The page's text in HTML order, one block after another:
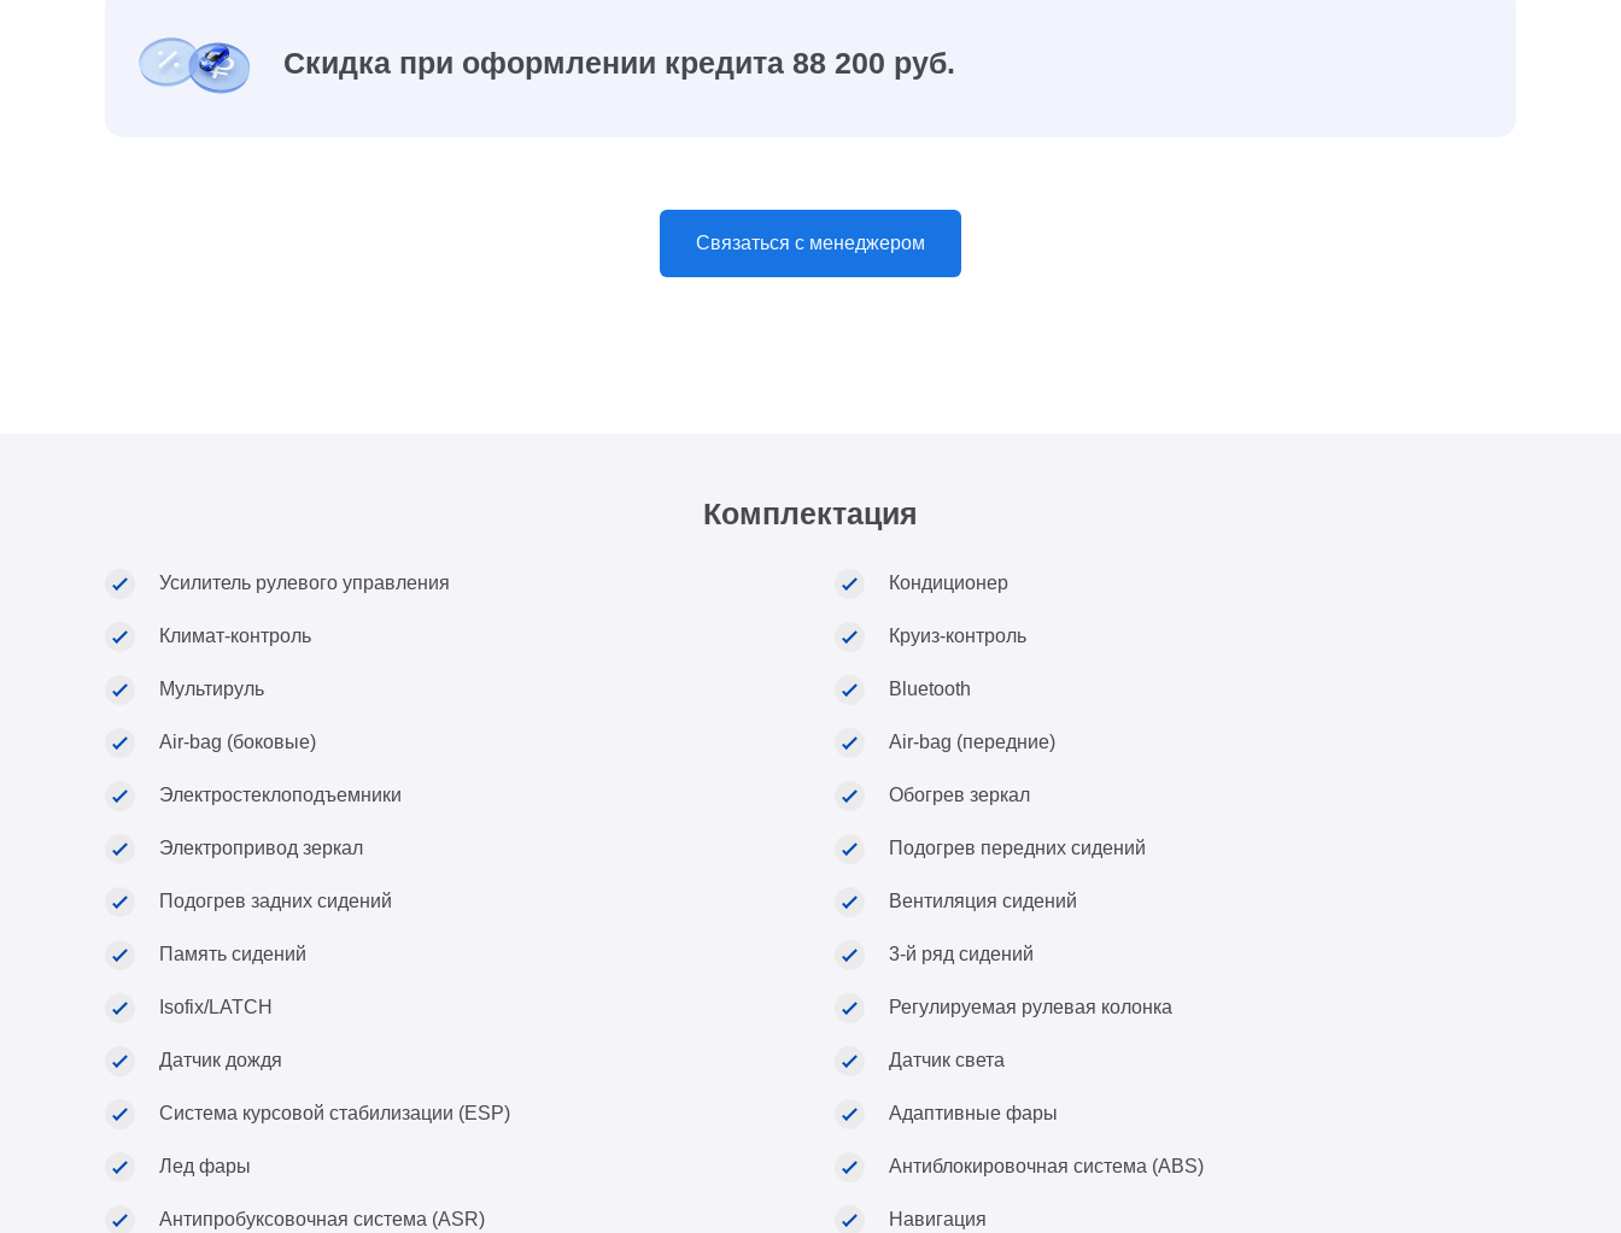
Скидка при оформлении кредита 88 200 руб.
Связаться с менеджером
Комплектация
Усилитель рулевого управления Кондиционер
Климат-контроль Круиз-контроль
Мультируль Bluetooth
Air-bag (боковые) Air-bag (передние)
Электростеклоподъемники Обогрев зеркал
Электропривод зеркал Подогрев передних сидений
Подогрев задних сидений Вентиляция сидений
Память сидений 3-й ряд сидений
Isofix/LATCH Регулируемая рулевая колонка
Датчик дождя Датчик света
Система курсовой стабилизации (ESP) Адаптивные фары
Лед фары Антиблокировочная система (ABS)
Антипробуксовочная система (ASR) Навигация